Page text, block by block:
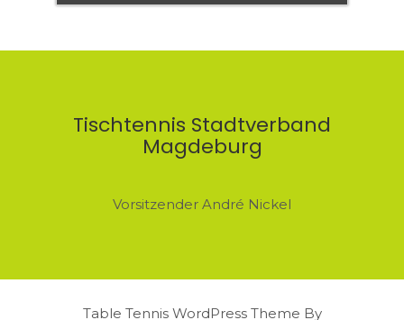
Tischtennis Stadtverband
Magdeburg
Vorsitzender André Nickel
Table Tennis WordPress Theme By